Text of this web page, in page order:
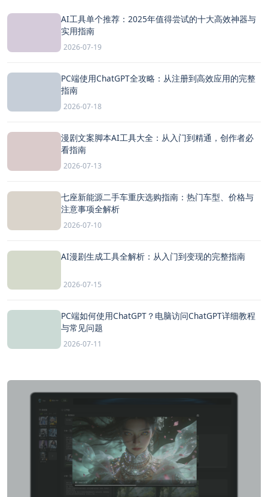
AI工具单个推荐：2025年值得尝试的十大高效神器与
实用指南
2026-07-19
PC端使用ChatGPT全攻略：从注册到高效应用的完整
指南
2026-07-18
漫剧文案脚本AI工具大全：从入门到精通，创作者必
看指南
2026-07-13
七座新能源二手车重庆选购指南：热门车型、价格与
注意事项全解析
2026-07-10
AI漫剧生成工具全解析：从入门到变现的完整指南
2026-07-15
PC端如何使用ChatGPT？电脑访问ChatGPT详细教程
与常见问题
2026-07-11